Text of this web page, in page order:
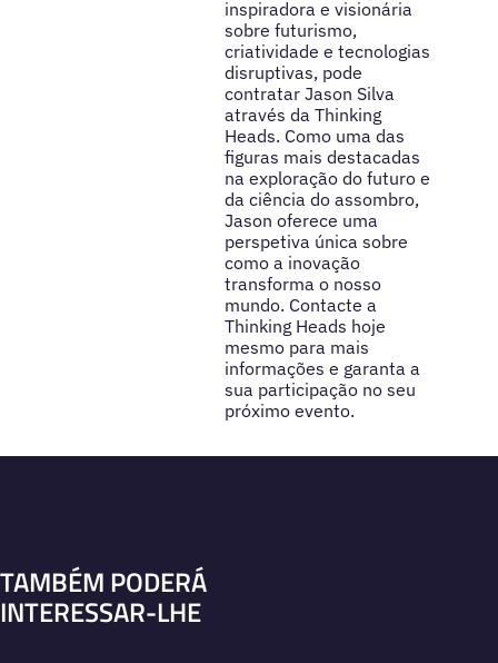
inspiradora e visionária
sobre futurismo,
criatividade e tecnologias
disruptivas, pode
contratar Jason Silva
através da Thinking
Heads. Como uma das
figuras mais destacadas
na exploração do futuro e
da ciência do assombro,
Jason oferece uma
perspetiva única sobre
como a inovação
transforma o nosso
mundo. Contacte a
Thinking Heads hoje
mesmo para mais
informações e garanta a
sua participação no seu
próximo evento.
TAMBÉM PODERÁ
INTERESSAR-LHE